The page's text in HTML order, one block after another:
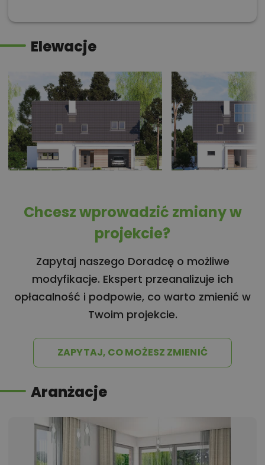
Elewacje
Chcesz wprowadzić zmiany w
projekcie?
Zapytaj naszego Doradcę o możliwe
modyfikacje. Ekspert przeanalizuje ich
opłacalność i podpowie, co warto zmienić w
Twoim projekcie.
ZAPYTAJ, CO MOŻESZ ZMIENIĆ
Aranżacje